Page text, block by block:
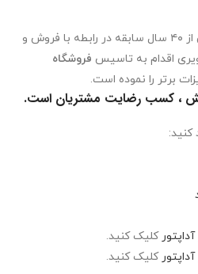
شرکت مهندسی اگنش، با بیش از ۴۰ سال سابقه در رابطه با فروش و
اقدام به تاسیس فروشگاه
برتر را نموده است.
، کسب رضایت مشتریان است.
کنید:
آداپتور کلیک کنید.
آداپتور کلیک کنید.